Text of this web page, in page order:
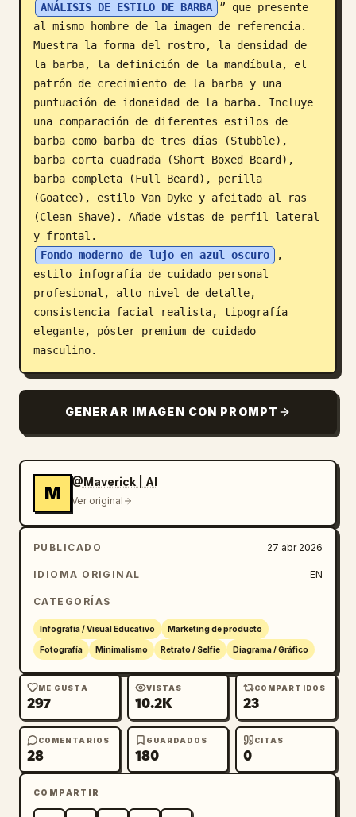
Blog
Actualizaciones
ANÁLISIS DE ESTILO DE BARBA
” que presente
al mismo hombre de la imagen de referencia.
Muestra la forma del rostro, la densidad de
la barba, la definición de la mandíbula, el
patrón de crecimiento de la barba y una
puntuación de idoneidad de la barba. Incluye
una comparación de diferentes estilos de
barba como barba de tres días (Stubble),
barba corta cuadrada (Short Boxed Beard),
barba completa (Full Beard), perilla
(Goatee), estilo Van Dyke y afeitado al ras
(Clean Shave). Añade vistas de perfil lateral
y frontal.
Fondo moderno de lujo en azul oscuro
,
estilo infografía de cuidado personal
profesional, alto nivel de detalle,
consistencia facial realista, tipografía
elegante, póster premium de cuidado
masculino.
GENERAR IMAGEN CON PROMPT
M
@Maverick | AI
Ver original
PUBLICADO 27 abr 2026
IDIOMA ORIGINAL EN
CATEGORÍAS
Infografía / Visual Educativo Marketing de producto
Fotografía Minimalismo Retrato / Selfie Diagrama / Gráfico
ME GUSTA
297
VISTAS
10.2K
COMPARTIDOS
23
COMENTARIOS
28
GUARDADOS
180
CITAS
0
COMPARTIR